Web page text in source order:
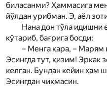
биласанми? Ҳаммасига
йўлдан урибман. Э, аёл
Нана дон тўла идишни
кўтариб, бағрига босди:
– Менга қара, – Мар­ям
Эсингда тут, қизим! Эркак
келган. Бундан кейин ҳам
Эсингдан чиқмасин.